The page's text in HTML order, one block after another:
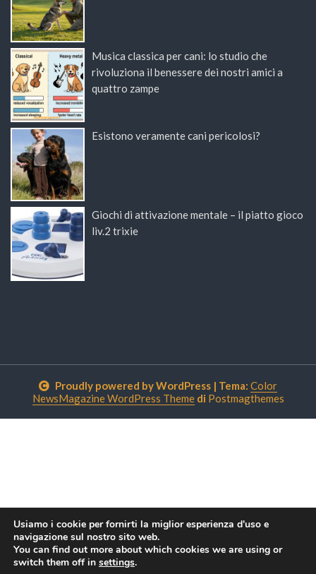
Musica classica per cani: lo studio che
rivoluziona il benessere dei nostri amici a
quattro zampe
Esistono veramente cani pericolosi?
Giochi di attivazione mentale – il piatto gioco
liv.2 trixie
Proudly powered by WordPress | Tema: Color
NewsMagazine WordPress Themedi Postmagthemes
Usiamo i cookie per fornirti la miglior esperienza d'uso e
navigazione sul nostro sito web.
You can find out more about which cookies we are using or
switch them off in settings.